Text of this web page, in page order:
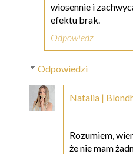
wiosennie i
efektu brak.
Odpowiedz
Odpowiedzi
Natalia |
Rozumiem,
że nie mam